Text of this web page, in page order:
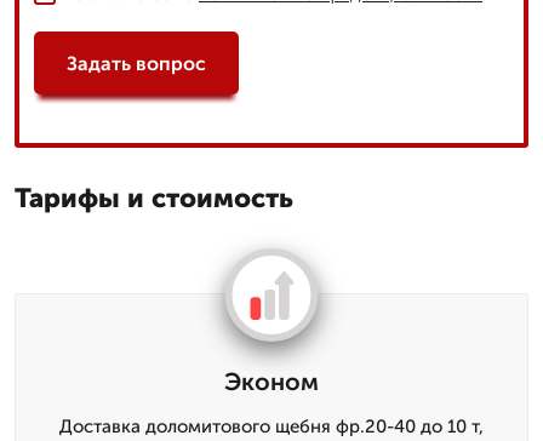
Задать вопрос
Тарифы и стоимость
Эконом
Доставка доломитового щебня фр.20-40 до 10 т,